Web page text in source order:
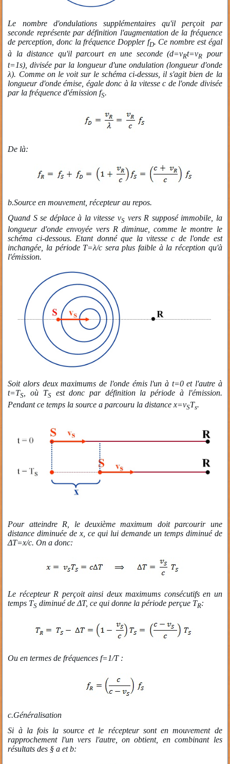
Le nombre d'ondulations supplémentaires qu'il perçoit par
seconde représente par définition l'augmentation de la fréquence
de perception, donc la fréquence Doppler fD. Ce nombre est égal
à la distance qu'il parcourt en une seconde (d=vRt=vR pour
t=1s), divisée par la longueur d'une ondulation (longueur d'onde
λ). Comme on le voit sur le schéma ci-dessus, il s'agit bien de la
longueur d'onde émise, égale donc à la vitesse c de l'onde divisée
par la fréquence d'émission fS.
De là:
b.Source en mouvement, récepteur au repos.
Quand S se déplace à la vitesse vS vers R supposé immobile, la
longueur d'onde envoyée vers R diminue, comme le montre le
schéma ci-dessous. Etant donné que la vitesse c de l'onde est
inchangée, la période T=λ/c sera plus faible à la réception qu'à
l'émission.
Soit alors deux maximums de l'onde émis l'un à t=0 et l'autre à
t=TS, où TSest donc par définition la période à l'émission.
Pendant ce temps la source a parcouru la distance x=vSTs.
Pour atteindre R, le deuxième maximum doit parcourir une
distance diminuée de x, ce qui lui demande un temps diminué de
ΔT=x/c. On a donc:
Le récepteur R perçoit ainsi deux maximums consécutifs en un
temps TS diminué de ΔT, ce qui donne la période perçue TR:
Ou en termes de fréquences f=1/T :
c.Généralisation
Si à la fois la source et le récepteur sont en mouvement de
rapprochement l'un vers l'autre, on obtient, en combinant les
résultats des § a et b: